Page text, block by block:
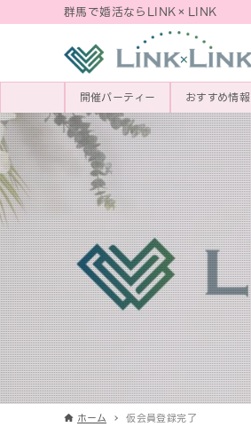
群馬で婚活ならLINK×LINK
開催パーティー おすすめ情報
ホーム 仮会員登録完了